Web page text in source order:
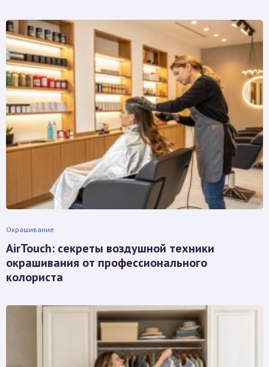
Окрашивание
AirTouch: секреты воздушной техники
окрашивания от профессионального
колориста